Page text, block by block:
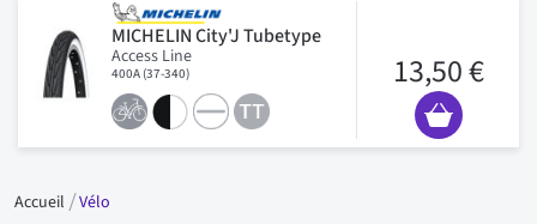
MICHELIN City'J Tubetype
Access Line
400A (37-340) 13,50 €
Accueil Vélo